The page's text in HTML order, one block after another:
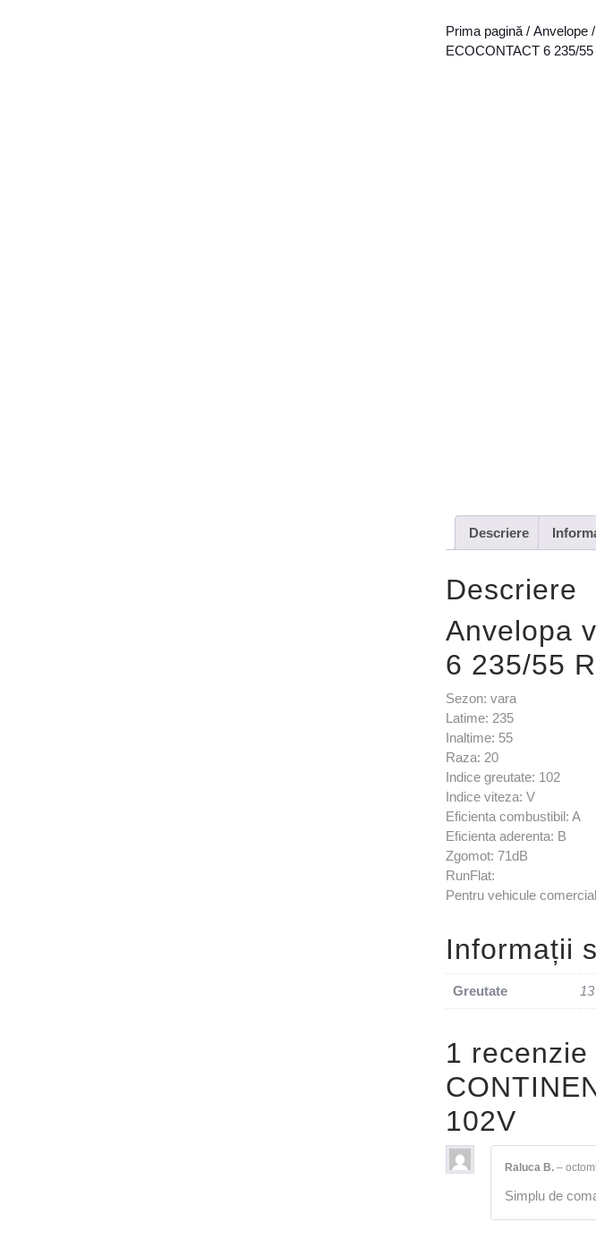
Prima pagină / Anvelope /
ECOCONTACT 6 235/
Descriere
Descriere
Anvelopa
6 235/55
Sezon: vara
Latime: 235
Inaltime: 55
Raza: 20
Indice greutate: 102
Indice viteza: V
Eficienta combustibil: A
Eficienta aderenta: B
Zgomot: 71dB
RunFlat:
Pentru vehicule
Informații
Greutate
1 recenzie
102V
Raluca B. –
Simplu de